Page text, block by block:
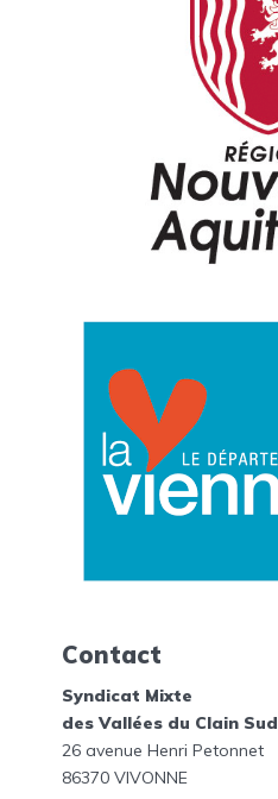
Contact
Syndicat Mixte
des Vallées du Clain Sud
26 avenue Henri Petonnet
86370 VIVONNE